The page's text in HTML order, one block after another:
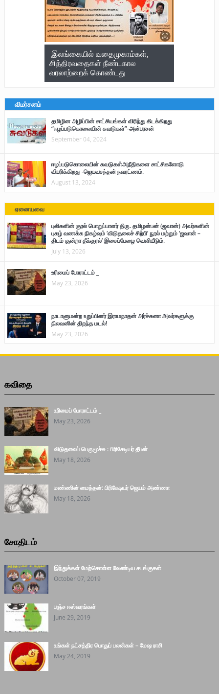
இலங்கையில் வதைமுகாம்கள்,
சித்திரவதைகள் நீண்டகால
வரலாற்றைக் கொண்டது
விமர்சனம்
தமிழின அழிப்பின் சாட்சியங்கள் விரிந்து கிடக்கிறது
“ஈழப்படுகொலையின் சுவடுகள்”-அன்பரசன்
September 04, 2024
ஈழப்படுகொலையின் சுவடுகள்அநீதிகளை சாட்சிகளோடு
விபரிக்கிறது -ஜெயவசந்தன் நவரட்ணம்.
August 13, 2024
ஏனையவை
புலிகளின் குரல் பொறுப்பாளர் திரு. தமிழன்பன் (ஜவான்) அவர்களின்
புகழ் வணக்க நிகழ்வும் ‘விடுதலைச் சிற்பி’ நூல் மற்றும் ‘ஜவான் –
திடம் குன்றா தீக்குரல்’ இசைப்பேழை வெளியீடும்.
July 13, 2026
உரிமைப் போராட்டம் _
May 23, 2026
நாடாளுமன்ற உறுப்பினர் இராமநாதன் அர்ச்சுனா அவர்களுக்கு
நிலவனின் திறந்த மடல்!
May 23, 2026
கவிதை
உரிமைப் போராட்டம் _
May 23, 2026
விடுதலைப் பெருமூச்சு : பிரிகேடியர் தீபன்
May 18, 2026
மண்ணின் மைந்தன்: பிரிகேடியர் ஜெயம் அண்ணா
May 18, 2026
சோதிடம்
இந்துக்கள் மேற்கொள்ள வேண்டிய சடங்குகள்
October 07, 2019
பஞ்ச ஈஸ்வரங்கள்
June 29, 2019
உங்கள் நட்சத்திர பொதுப் பலன்கள் – மேஷ ராசி
May 24, 2019